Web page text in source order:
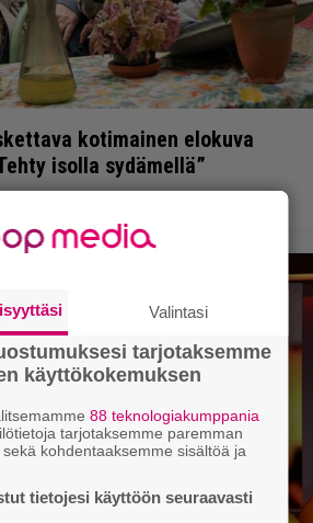
kotimainen elokuva
isolla sydämellä”
Valintasi
tarjotaksemme
käyttökokemuksen
88 teknologiakumppania
tarjotaksemme paremman
kohdentaaksemme sisältöä ja
tietojesi käyttöön seuraavasti